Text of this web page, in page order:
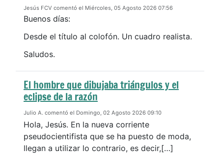
Jesús FCV comentó el Miércoles, 05 Agosto 2026 07:56
Buenos días:
Desde el título al colofón. Un cuadro realista.
Saludos.
El hombre que dibujaba triángulos y el
eclipse de la razón
Julio A. comentó el Domingo, 02 Agosto 2026 09:10
Hola, Jesús. En la nueva corriente
pseudocientifista que se ha puesto de moda,
llegan a utilizar lo contrario, es decir,[…]